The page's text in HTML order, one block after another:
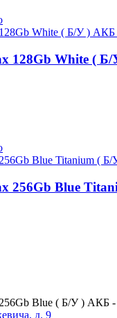
128Gb White (
256Gb Blue
д. 9